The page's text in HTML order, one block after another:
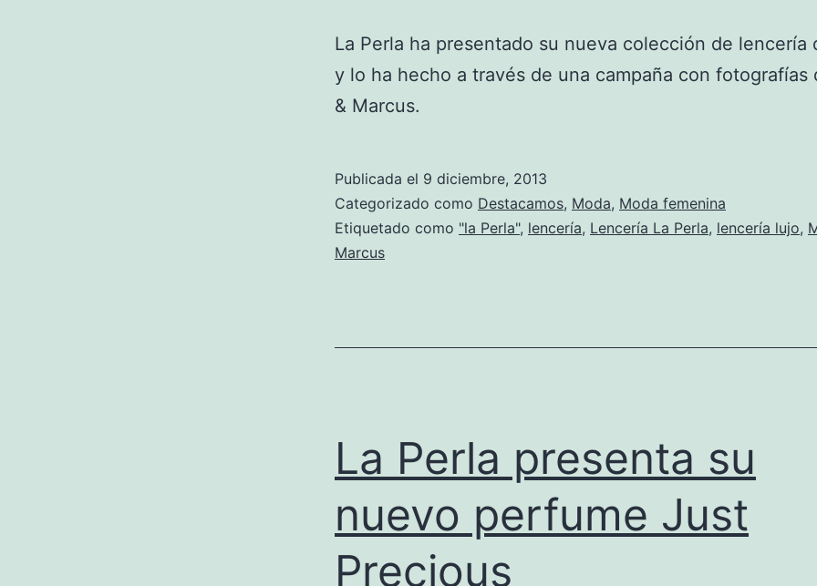
La Perla ha presentado su nueva colección de lencería
y lo ha hecho a través de una campaña con fotografías
& Marcus.
Publicada el 9 diciembre, 2013
Categorizado como Destacamos, Moda, Moda femenina
Etiquetado como "la Perla", lencería, Lencería La Perla, lencería lujo,
Marcus
La Perla presenta su
nuevo perfume Just
Precious